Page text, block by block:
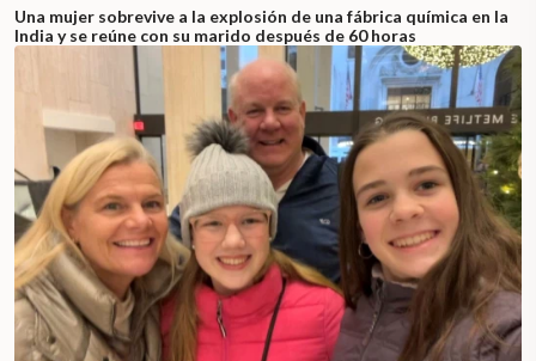
Una mujer sobrevive a la explosión de una fábrica química en la
India y se reúne con su marido después de 60 horas